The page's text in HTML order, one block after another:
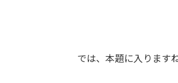
では、本題に入りますね